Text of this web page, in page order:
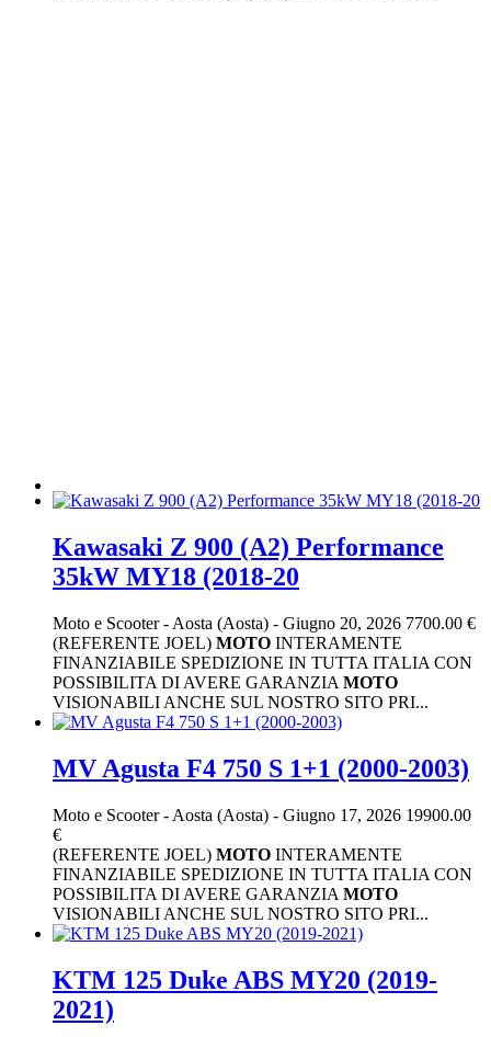
Kawasaki Z 900 (A2) Performance
35kW MY18 (2018-20
Moto e Scooter- Aosta (Aosta) - Giugno 20, 2026 7700.00 €
(REFERENTE JOEL) MOTO INTERAMENTE
FINANZIABILE SPEDIZIONE IN TUTTA ITALIA CON
POSSIBILITA DI AVERE GARANZIA MOTO
VISIONABILI ANCHE SUL NOSTRO SITO PRI...
MV Agusta F4 750 S 1+1 (2000-2003)
Moto e Scooter- Aosta (Aosta) - Giugno 17, 2026 19900.00
€
(REFERENTE JOEL) MOTO INTERAMENTE
FINANZIABILE SPEDIZIONE IN TUTTA ITALIA CON
POSSIBILITA DI AVERE GARANZIA MOTO
VISIONABILI ANCHE SUL NOSTRO SITO PRI...
KTM 125 Duke ABS MY20 (2019-
2021)